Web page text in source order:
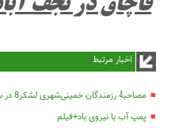
قاچاق در نجف
اخبار مرتبط
مصاحبۀ رزمندگان خمینی‌شهری لشکر8 در سال63+فیلم
پمپ آب با نیروی باد+فیلم